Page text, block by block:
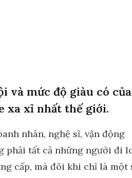
và mức độ giàu có của
xa xỉ nhất thế giới.
nhân, nghệ sĩ, vận động
tất cả những người đi
cấp, mà đôi khi chỉ là một